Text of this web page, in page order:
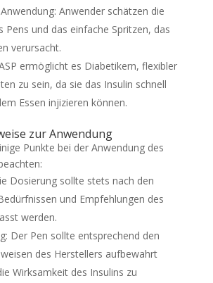
Anwender schätzen die
Pens und das einfache Spritzen, das
verursacht.
ermöglicht es Diabetikern, flexibler
zu sein, da sie das Insulin schnell
Essen injizieren können.
zur Anwendung
Punkte bei der Anwendung des
Dosierung sollte stets nach den
und Empfehlungen des
werden.
Der Pen sollte entsprechend den
des Herstellers aufbewahrt
Wirksamkeit des Insulins zu